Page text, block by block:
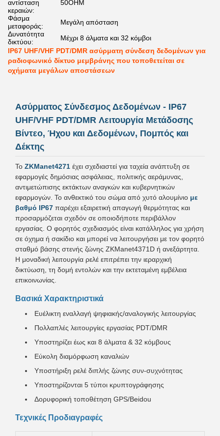
αντίσταση
κεραιών:
50OHM
Φάσμα
μεταφοράς:
Μεγάλη απόσταση
Δυνατότητα
δικτύου:
Μέχρι 8 άλματα και 32 κόμβοι
IP67 UHF/VHF PDT/DMR ασύρματη σύνδεση δεδομένων για
ραδιοφωνικό δίκτυο μεμβράνης που τοποθετείται σε
οχήματα μεγάλων αποστάσεων
Ασύρματος Σύνδεσμος Δεδομένων - IP67
UHF/VHF PDT/DMR Λειτουργία Μετάδοσης
Βίντεο, Ήχου και Δεδομένων, Πομπός και
Δέκτης
Το ZKManet4271 έχει σχεδιαστεί για ταχεία ανάπτυξη σε
εφαρμογές δημόσιας ασφάλειας, πολιτικής αεράμυνας,
αντιμετώπισης εκτάκτων αναγκών και κυβερνητικών
εφαρμογών. Το ανθεκτικό του σώμα από χυτό αλουμίνιο με
βαθμό IP67 παρέχει εξαιρετική απαγωγή θερμότητας και
προσαρμόζεται σχεδόν σε οποιοδήποτε περιβάλλον
εργασίας. Ο φορητός σχεδιασμός είναι κατάλληλος για χρήση
σε όχημα ή σακίδιο και μπορεί να λειτουργήσει με τον φορητό
σταθμό βάσης στενής ζώνης ZKManet4371D ή ανεξάρτητα.
Η μοναδική λειτουργία ρελέ επιτρέπει την ιεραρχική
δικτύωση, τη δομή εντολών και την εκτεταμένη εμβέλεια
επικοινωνίας.
Βασικά Χαρακτηριστικά
Ευέλικτη εναλλαγή ψηφιακής/αναλογικής λειτουργίας
Πολλαπλές λειτουργίες εργασίας PDT/DMR
Υποστηρίζει έως και 8 άλματα & 32 κόμβους
Εύκολη διαμόρφωση καναλιών
Υποστήριξη ρελέ διπλής ζώνης συν-συχνότητας
Υποστηρίζονται 5 τύποι κρυπτογράφησης
Δορυφορική τοποθέτηση GPS/Beidou
Τεχνικές Προδιαγραφές